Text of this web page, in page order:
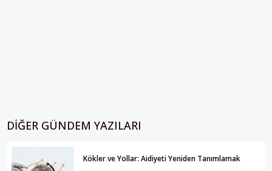
DIĞER GÜNDEM YAZILARI
Kökler ve Yollar: Aidiyeti Yeniden Tanımlamak